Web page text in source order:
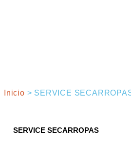
Inicio > SERVICE
SERVICE SECARROPAS